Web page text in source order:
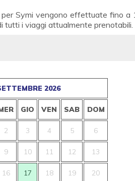
Symi vengono effettuate fino
tutti i viaggi attualmente prenotabili.
2026
GIO VEN SAB DOM
2 3 4 5 6
9 10 11 12 13
16 17 18 19 20